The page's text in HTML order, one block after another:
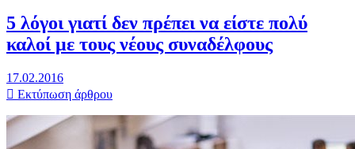
5 λόγοι γιατί δεν πρέπει να είστε πολύ
καλοί με τους νέους συναδέλφους
17.02.2016
Εκτύπωση άρθρου